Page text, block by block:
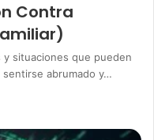
Contra
situaciones que pueden
sentirse abrumado y…